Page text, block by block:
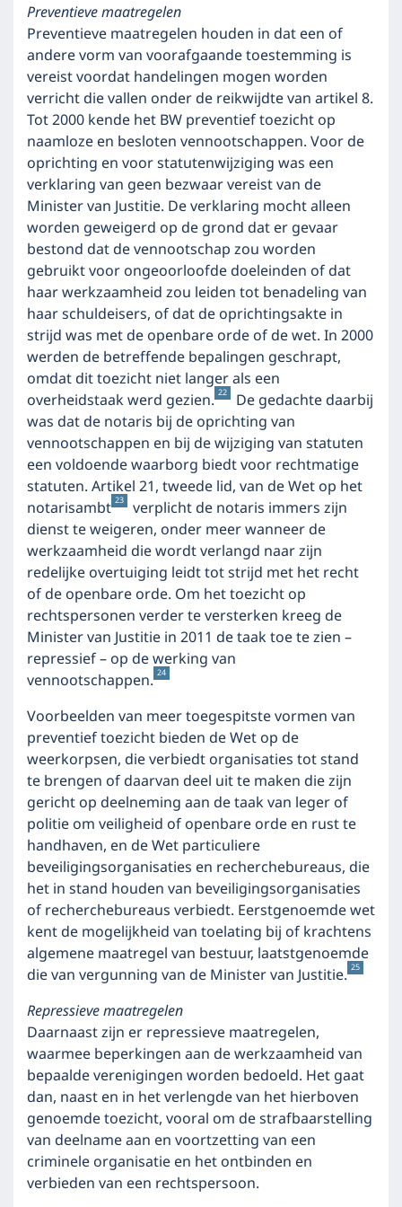
Preventieve maatregelen
Preventieve maatregelen houden in dat een of
andere vorm van voorafgaande toestemming is
vereist voordat handelingen mogen worden
verricht die vallen onder de reikwijdte van artikel 8.
Tot 2000 kende het BW preventief toezicht op
naamloze en besloten vennootschappen. Voor de
oprichting en voor statutenwijziging was een
verklaring van geen bezwaar vereist van de
Minister van Justitie. De verklaring mocht alleen
worden geweigerd op de grond dat er gevaar
bestond dat de vennootschap zou worden
gebruikt voor ongeoorloofde doeleinden of dat
haar werkzaamheid zou leiden tot benadeling van
haar schuldeisers, of dat de oprichtingsakte in
strijd was met de openbare orde of de wet. In 2000
werden de betreffende bepalingen geschrapt,
omdat dit toezicht niet langer als een
overheidstaak werd gezien. 22
De gedachte daarbij
was dat de notaris bij de oprichting van
vennootschappen en bij de wijziging van statuten
een voldoende waarborg biedt voor rechtmatige
statuten. Artikel 21, tweede lid, van de Wet op het
notarisambt 23
verplicht de notaris immers zijn
dienst te weigeren, onder meer wanneer de
werkzaamheid die wordt verlangd naar zijn
redelijke overtuiging leidt tot strijd met het recht
of de openbare orde. Om het toezicht op
rechtspersonen verder te versterken kreeg de
Minister van Justitie in 2011 de taak toe te zien –
repressief – op de werking van
vennootschappen. 24
Voorbeelden van meer toegespitste vormen van
preventief toezicht bieden de Wet op de
weerkorpsen, die verbiedt organisaties tot stand
te brengen of daarvan deel uit te maken die zijn
gericht op deelneming aan de taak van leger of
politie om veiligheid of openbare orde en rust te
handhaven, en de Wet particuliere
beveiligingsorganisaties en recherchebureaus, die
het in stand houden van beveiligingsorganisaties
of recherchebureaus verbiedt. Eerstgenoemde wet
kent de mogelijkheid van toelating bij of krachtens
algemene maatregel van bestuur, laatstgenoemde
die van vergunning van de Minister van Justitie. 25
Repressieve maatregelen
Daarnaast zijn er repressieve maatregelen,
waarmee beperkingen aan de werkzaamheid van
bepaalde verenigingen worden bedoeld. Het gaat
dan, naast en in het verlengde van het hierboven
genoemde toezicht, vooral om de strafbaarstelling
van deelname aan en voortzetting van een
criminele organisatie en het ontbinden en
verbieden van een rechtspersoon.